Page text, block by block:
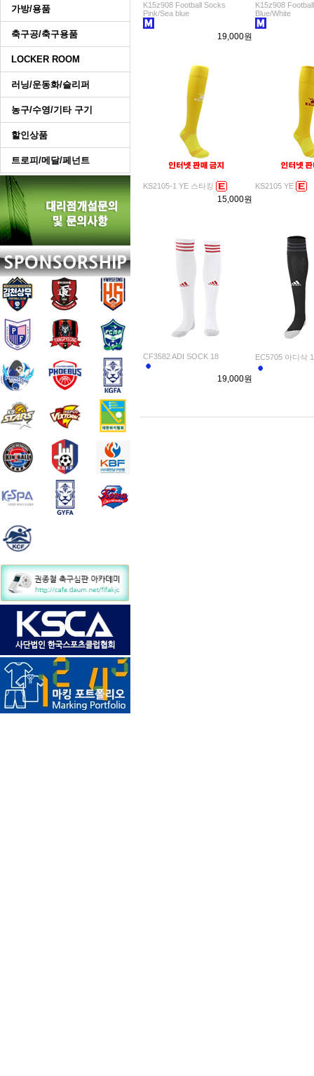
가방/용품
축구공/축구용품
LOCKER ROOM
러닝/운동화/슬리퍼
농구/수영/기타 구기
할인상품
트로피/메달/페넌트
K15z908 Football Socks
Pink/Sea blue
19,000원
K15z908
Blue/White
KS2105-1 YE 스타킹
15,000원
KS2105 YE
CF3582 ADI SOCK 18
19,000원
EC5705 아디삭